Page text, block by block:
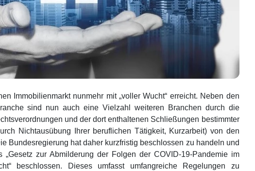
Immobilienmarkt nunmehr mit „voller Wucht“ erreicht. Neben den
sind nun auch eine Vielzahl weiteren Branchen durch die
und der dort enthaltenen Schließungen bestimmter
Nichtausübung Ihrer beruflichen Tätigkeit, Kurzarbeit) von den
Bundesregierung hat daher kurzfristig beschlossen zu handeln und
zur Abmilderung der Folgen der COVID-19-Pandemie im
beschlossen. Dieses umfasst umfangreiche Regelungen zu